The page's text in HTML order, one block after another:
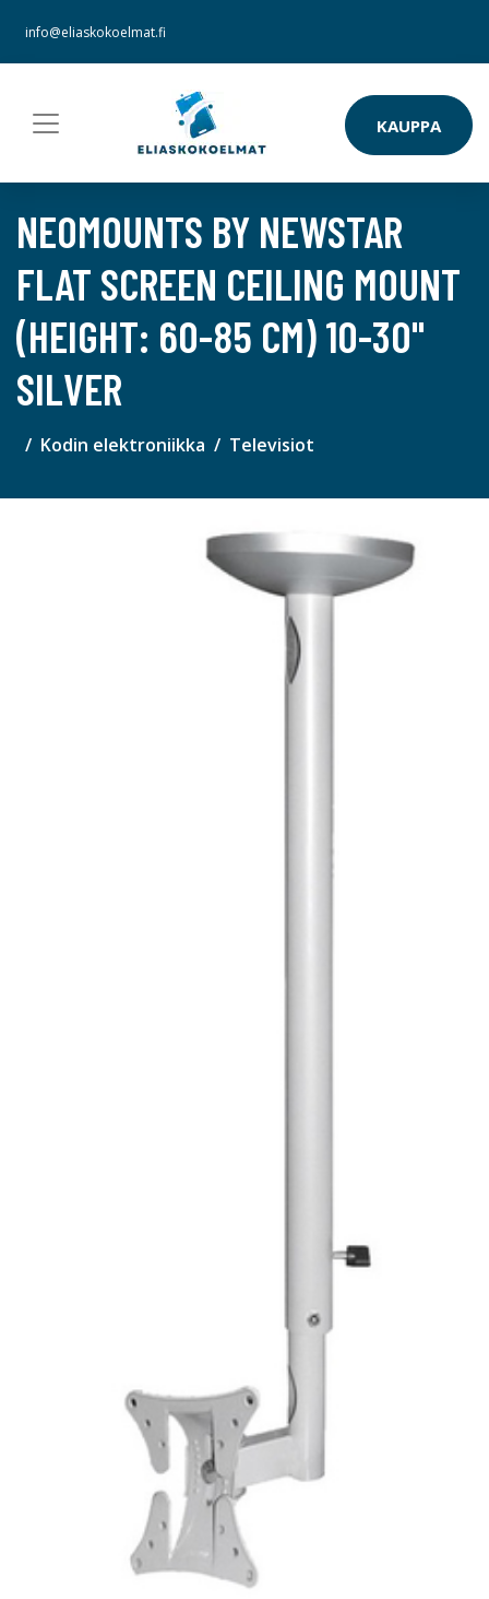
info@eliaskokoelmat.fi
KAUPPA
NEOMOUNTS BY NEWSTAR
FLAT SCREEN CEILING MOUNT
(HEIGHT: 60-85 CM) 10-30"
SILVER
Kodin elektroniikka Televisiot